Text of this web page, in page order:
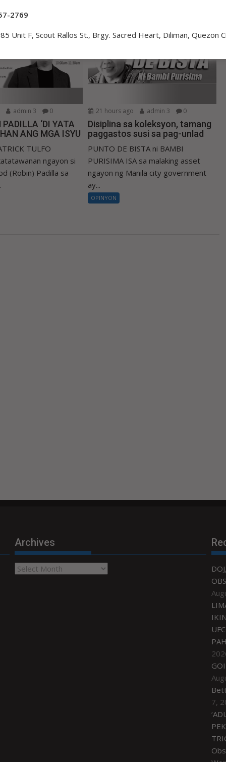
admin 3 0
PADILLA ‘DI YATA
ANG MGA ISYU
TULFO
ngayon si
(Robin) Padilla sa
21 hours ago admin 3 0
Disiplina sa koleksyon, tamang
paggastos susi sa pag-unlad
PUNTO DE BISTA ni BAMBI
PURISIMA ISA sa malaking asset
ngayon ng Manila city government
ay...
OPINYON
Archives
Archives
7,
2769
Unit F, Scout Rallos St., Brgy. Sacred Heart, Diliman, Quezon